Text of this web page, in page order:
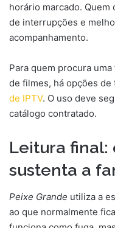
horário marcado. Quem
de interrupções e
acompanhamento.
Para quem procura
de filmes, há opções
de IPTV. O uso deve
catálogo contratado.
Leitura final:
sustenta a
Peixe Grande utiliza a
ao que normalmente